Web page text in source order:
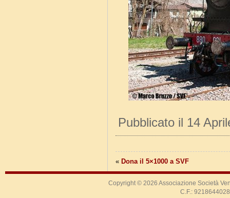
Pubblicato il 14
« Dona il 5×1000 a SVF
Copyright © 2026 Associazione Società
C.F.: